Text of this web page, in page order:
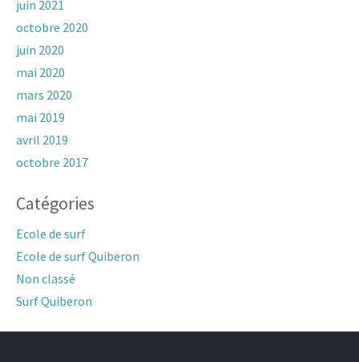
juin 2021
octobre 2020
juin 2020
mai 2020
mars 2020
mai 2019
avril 2019
octobre 2017
Catégories
Ecole de surf
Ecole de surf Quiberon
Non classé
Surf Quiberon